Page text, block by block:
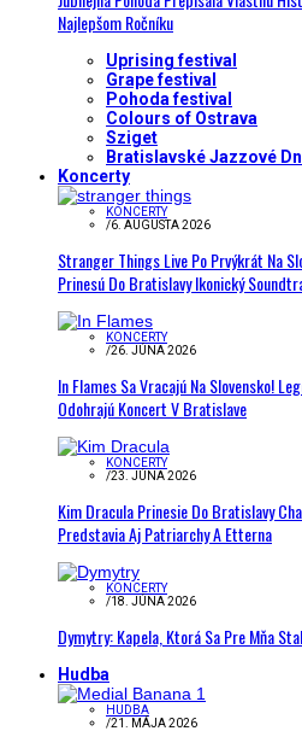
Najlepšom Ročníku
Uprising festival
Grape festival
Pohoda festival
Colours of Ostrava
Sziget
Bratislavské Jazzové
Koncerty
KONCERTY
/6. AUGUSTA 2026
Stranger Things Live Po Prvýkrát Na
Prinesú Do Bratislavy Ikonický
KONCERTY
/26. JÚNA 2026
In Flames Sa Vracajú Na Slovensko!
Odohrajú Koncert V Bratislave
KONCERTY
/23. JÚNA 2026
Kim Dracula Prinesie Do Bratislavy
Predstavia Aj Patriarchy A Etterna
KONCERTY
/18. JÚNA 2026
Dymytry: Kapela, Ktorá Sa Pre Mňa
Hudba
HUDBA
/21. MÁJA 2026